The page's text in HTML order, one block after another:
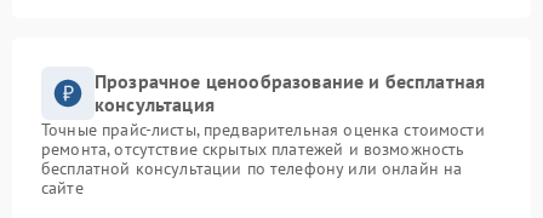
Прозрачное ценообразование и бесплатная
консультация
Точные прайс-листы, предварительная оценка стоимости
ремонта, отсутствие скрытых платежей и возможность
бесплатной консультации по телефону или онлайн на
сайте